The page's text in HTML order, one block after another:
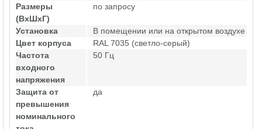
Размеры
(ВхШхГ)
по запросу
Установка
В помещении или на открытом воздухе
Цвет корпуса
RAL 7035 (светло-серый)
Частота
входного
напряжения
50 Гц
Защита от
превышения
номинального
да